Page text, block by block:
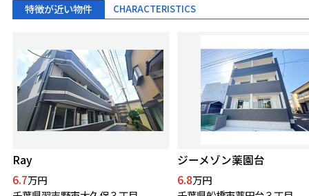
特徴が近い物件 CHARACTERISTICS
Ray
6.7万円
ジーメゾン薬園台
6.8万円